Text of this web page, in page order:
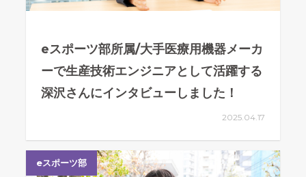
eスポーツ部所属/大手医療用機器メーカ
ーで生産技術エンジニアとして活躍する
深沢さんにインタビューしました！
2025.04.17
eスポーツ部